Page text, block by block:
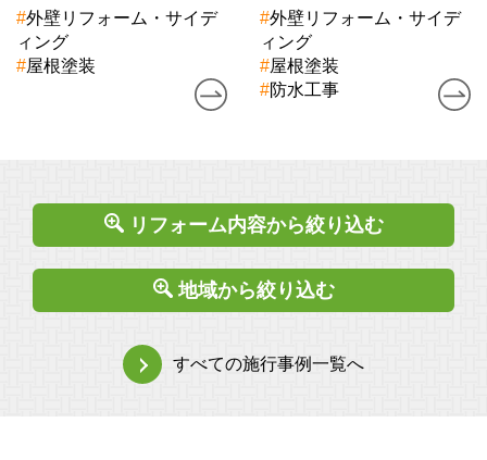
#外壁リフォーム・サイデ
ィング
#屋根塗装
#外壁リフォーム・サイデ
ィング
#屋根塗装
#防水工事
リフォーム内容から絞り込む
地域から絞り込む
すべての施行事例一覧へ